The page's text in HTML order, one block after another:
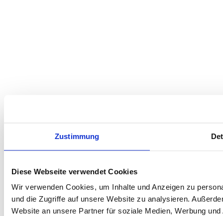
Zustimmung
Diese Webseite verwendet Cookies
Wir verwenden Cookies, um Inhalte und Anzeigen zu
und die Zugriffe auf unsere Website zu analysieren.
Website an unsere Partner für soziale Medien, Werbung